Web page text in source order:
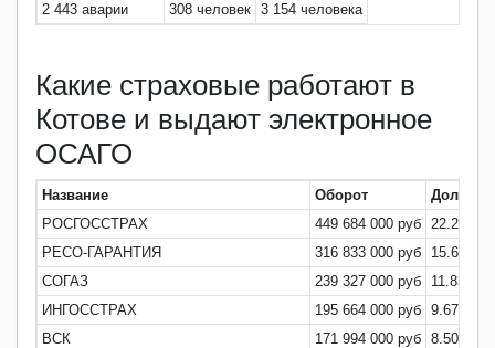
2 443 аварии
308 человек 3 154 человека
Какие страховые работают в
Котове и выдают электронное
ОСАГО
Название Оборот
Доля
РОСГОССТРАХ
449 684 000 руб
22.22%
РЕСО-ГАРАНТИЯ
316 833 000 руб
15.66%
СОГАЗ
239 327 000 руб
11.83%
ИНГОССТРАХ
195 664 000 руб
9.67%
ВСК
171 994 000 руб
8.50%